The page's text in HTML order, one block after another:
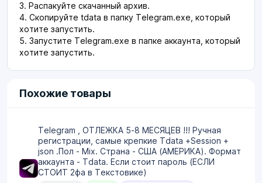
3. Распакуйте скачанный архив.
4. Скопируйте tdata в папку Telegram.exe, который
хотите запустить.
5. Запустите Telegram.exe в папке аккаунта, который
хотите запустить.
Похожие товары
Telegram , ОТЛЕЖКА 5-8 МЕСЯЦЕВ !!! Ручная
регистрации, самые крепкие Tdata +Session +
json .Пол - Mix. Страна - США (АМЕРИКА). Формат
аккаунта - Tdata. Если стоит пароль (ЕСЛИ
СТОИТ 2фа в Текстовике)